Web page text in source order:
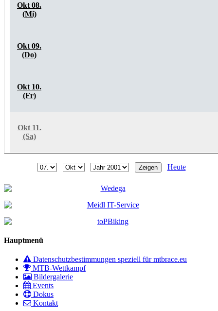
Okt 08.
(Mi)
Okt 09.
(Do)
Okt 10.
(Fr)
Okt 11.
(Sa)
Heute
Hauptmenü
Datenschutzbestimmungen speziell für mtbrace.eu
MTB-Wettkampf
Bildergalerie
Events
Dokus
Kontakt